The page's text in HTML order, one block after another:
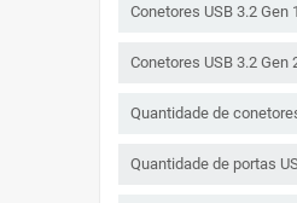
Conetores USB 3.2 Gen
Conetores USB 3.2 Gen
Quantidade de
Quantidade de portas